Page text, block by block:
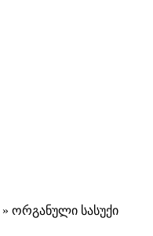
» ორგანული სასუქი